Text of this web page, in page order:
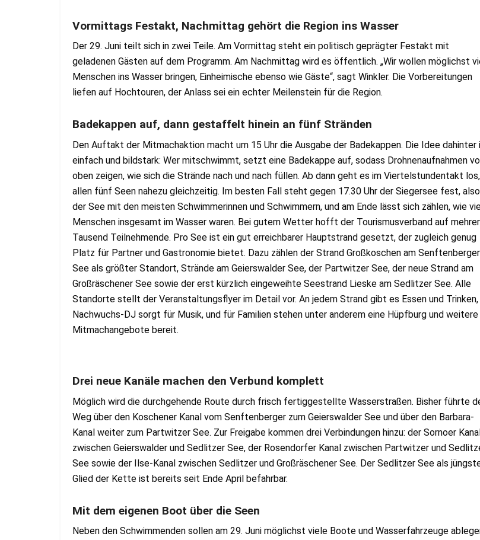
Vormittags Festakt, Nachmittag gehört die Region ins Wasser
Der 29. Juni teilt sich in zwei Teile. Am Vormittag steht ein politisch geprägter Festakt mit
geladenen Gästen auf dem Programm. Am Nachmittag wird es öffentlich. „Wir wollen möglichst
Menschen ins Wasser bringen, Einheimische ebenso wie Gäste“, sagt Winkler. Die Vorbereitungen
liefen auf Hochtouren, der Anlass sei ein echter Meilenstein für die Region.
Badekappen auf, dann gestaffelt hinein an fünf Stränden
Den Auftakt der Mitmachaktion macht um 15 Uhr die Ausgabe der Badekappen. Die Idee dahinter
einfach und bildstark: Wer mitschwimmt, setzt eine Badekappe auf, sodass Drohnenaufnahmen
oben zeigen, wie sich die Strände nach und nach füllen. Ab dann geht es im Viertelstundentakt
allen fünf Seen nahezu gleichzeitig. Im besten Fall steht gegen 17.30 Uhr der Siegersee fest, also
der See mit den meisten Schwimmerinnen und Schwimmern, und am Ende lässt sich zählen, wie
Menschen insgesamt im Wasser waren. Bei gutem Wetter hofft der Tourismusverband auf
Tausend Teilnehmende. Pro See ist ein gut erreichbarer Hauptstrand gesetzt, der zugleich genug
Platz für Partner und Gastronomie bietet. Dazu zählen der Strand Großkoschen am Senftenberger
See als größter Standort, Strände am Geierswalder See, der Partwitzer See, der neue Strand am
Großräschener See sowie der erst kürzlich eingeweihte Seestrand Lieske am Sedlitzer See. Alle
Standorte stellt der Veranstaltungsflyer im Detail vor. An jedem Strand gibt es Essen und Trinken,
Nachwuchs-DJ sorgt für Musik, und für Familien stehen unter anderem eine Hüpfburg und weitere
Mitmachangebote bereit.
Drei neue Kanäle machen den Verbund komplett
Möglich wird die durchgehende Route durch frisch fertiggestellte Wasserstraßen. Bisher führte
Weg über den Koschener Kanal vom Senftenberger zum Geierswalder See und über den Barbara-
Kanal weiter zum Partwitzer See. Zur Freigabe kommen drei Verbindungen hinzu: der Sornoer
zwischen Geierswalder und Sedlitzer See, der Rosendorfer Kanal zwischen Partwitzer und
See sowie der Ilse-Kanal zwischen Sedlitzer und Großräschener See. Der Sedlitzer See als
Glied der Kette ist bereits seit Ende April befahrbar.
Mit dem eigenen Boot über die Seen
Neben den Schwimmenden sollen am 29. Juni möglichst viele Boote und Wasserfahrzeuge